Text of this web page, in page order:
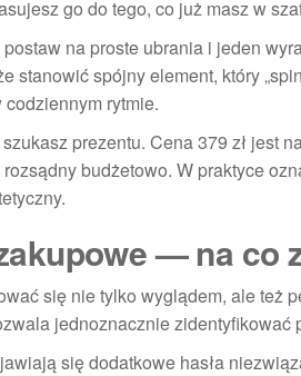
go do tego, co już masz w
na proste ubrania i jeden
stanowić spójny element, który
rytmie.
prezentu. Cena 379 zł jest
budżetowo. W praktyce
— na co
się nie tylko wyglądem, ale też
jednoznacznie zidentyfikować
się dodatkowe hasła